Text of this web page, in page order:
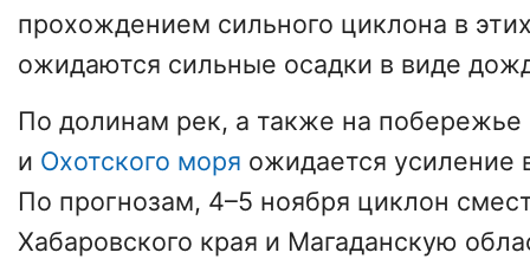
прохождением сильного циклона в
ожидаются сильные осадки в виде
По долинам рек, а также на побережье
и Охотского моря ожидается усиление
По прогнозам, 4–5 ноября циклон
Хабаровского края и Магаданскую